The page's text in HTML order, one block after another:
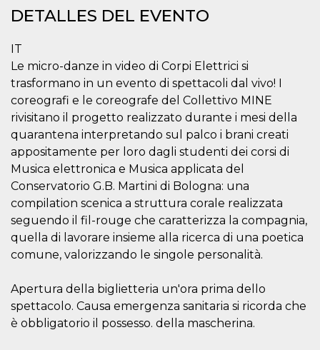
DETALLES DEL EVENTO
IT
Le micro-danze in video di Corpi Elettrici si
trasformano in un evento di spettacoli dal vivo! I
coreografi e le coreografe del Collettivo MINE
rivisitano il progetto realizzato durante i mesi della
quarantena interpretando sul palco i brani creati
appositamente per loro dagli studenti dei corsi di
Musica elettronica e Musica applicata del
Conservatorio G.B. Martini di Bologna: una
compilation scenica a struttura corale realizzata
seguendo il fil-rouge che caratterizza la compagnia,
quella di lavorare insieme alla ricerca di una poetica
comune, valorizzando le singole personalità.
Apertura della biglietteria un'ora prima dello
spettacolo. Causa emergenza sanitaria si ricorda che
è obbligatorio il possesso. della mascherina.